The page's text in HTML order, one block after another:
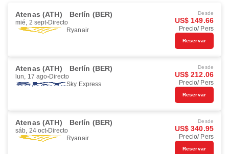
Atenas (ATH) Berlín (BER)
mié, 2 sept Directo
Ryanair
Desde
US$ 149.66
Precio/ Pers
Reservar
Atenas (ATH) Berlín (BER)
lun, 17 ago Directo
Sky Express
Desde
US$ 212.06
Precio/ Pers
Reservar
Atenas (ATH) Berlín (BER)
sáb, 24 oct Directo
Ryanair
Desde
US$ 340.95
Precio/ Pers
Reservar